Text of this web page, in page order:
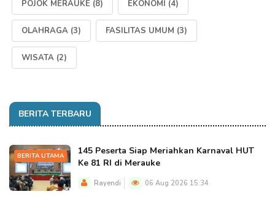
POJOK MERAUKE (8) EKONOMI (4)
OLAHRAGA (3) FASILITAS UMUM (3)
WISATA (2)
BERITA TERBARU
BERITA UTAMA
145 Peserta Siap Meriahkan Karnaval HUT
Ke 81 RI di Merauke
Rayendi 06 Aug 2026 15:34